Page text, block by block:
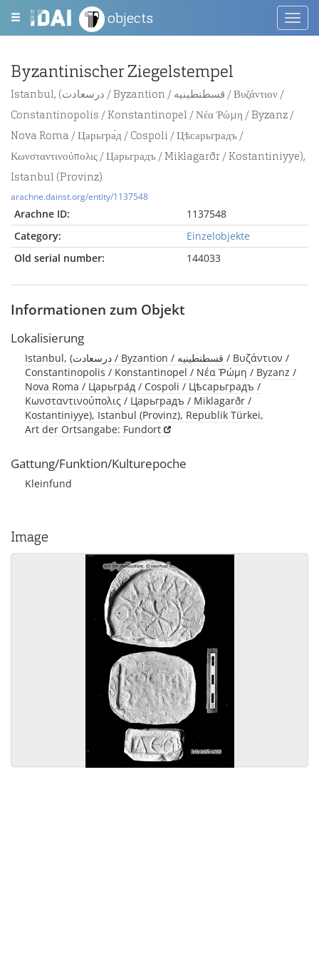
objects
Byzantinischer Ziegelstempel
Istanbul, (درسعادت / Byzantion / قسطنطينيه / Βυζάντιον /
Constantinopolis / Konstantinopel / Νέα Ῥώμη / Byzanz /
Nova Roma / Царьгра́д / Cospoli / Цѣсарьградъ /
Κωνσταντινούπολις / Царьградъ / Miklagarðr / Kostantiniyye),
Istanbul (Provinz)
arachne.dainst.org/entity/1137548
Arachne ID:
1137548
Category:
Einzelobjekte
Old serial number:
144033
Informationen zum Objekt
Lokalisierung
Istanbul, (درسعادت / Byzantion / قسطنطينيه / Βυζάντιον /
Constantinopolis / Konstantinopel / Νέα Ῥώμη / Byzanz /
Nova Roma / Царьгра́д / Cospoli / Цѣсарьградъ /
Κωνσταντινούπολις / Царьградъ / Miklagarðr /
Kostantiniyye), Istanbul (Provinz), Republik Türkei,
Art der Ortsangabe: Fundort
Gattung/Funktion/Kulturepoche
Kleinfund
Image